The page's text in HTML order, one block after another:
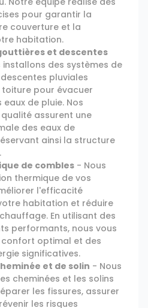
pour garantir la
couverture et la
habitation.
et descentes
installons des systèmes de
pluviales
pour évacuer
de pluie. Nos
assurent une
des eaux de
ainsi la structure
de combles - Nous
thermique de vos
l'efficacité
habitation et réduire
En utilisant des
performants, nous vous
optimal et des
significatives.
et de solin - Nous
cheminées et les solins
les fissures, assurer
les risques